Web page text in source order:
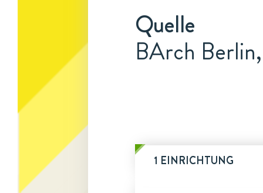
Quelle
BArch
1 EINRICHTUNG